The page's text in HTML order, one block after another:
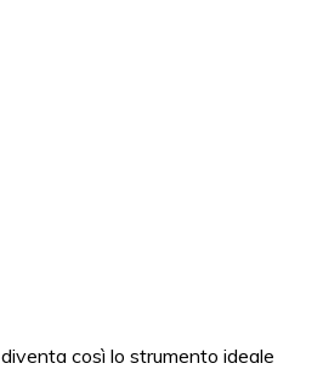
diventa così lo strumento ideale